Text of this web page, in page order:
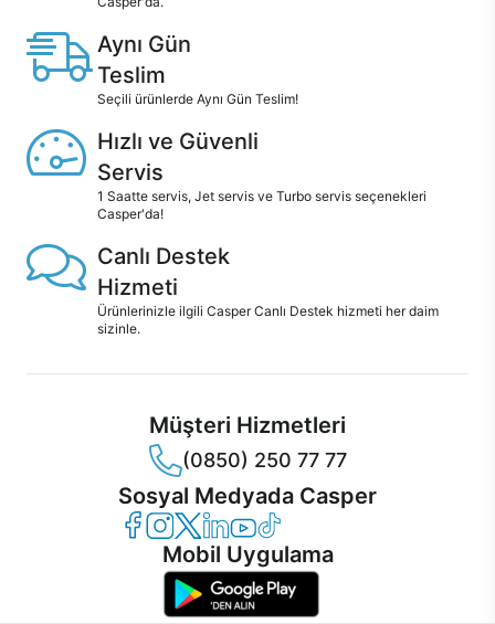
Aynı Gün
Teslim
Seçili ürünlerde Aynı Gün Teslim!
Hızlı ve Güvenli
Servis
1 Saatte servis, Jet servis ve Turbo servis seçenekleri
Casper'da!
Canlı Destek
Hizmeti
Ürünlerinizle ilgili Casper Canlı Destek hizmeti her daim
sizinle.
Müşteri Hizmetleri
(0850) 250 77 77
Sosyal Medyada Casper
Casper Facebook
Casper Instagram
Casper Twitter
Casper LinkedIn
Casper YouTube
Casper TikTok
Mobil Uygulama